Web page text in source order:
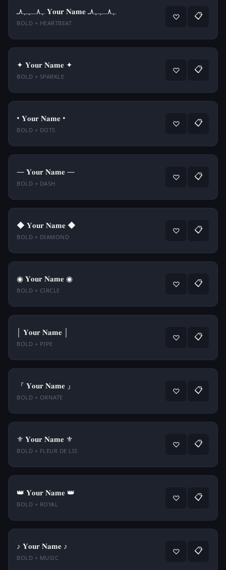
ﮩ٨ـﮩﮩ٨ـ 𝐘𝐨𝐮𝐫 𝐍𝐚𝐦𝐞 ﮩ٨ـﮩﮩ٨ـ
BOLD + HEARTBEAT
♡ 📋
✦ 𝐘𝐨𝐮𝐫 𝐍𝐚𝐦𝐞 ✦
BOLD + SPARKLE
♡ 📋
• 𝐘𝐨𝐮𝐫 𝐍𝐚𝐦𝐞 •
BOLD + DOTS
♡ 📋
— 𝐘𝐨𝐮𝐫 𝐍𝐚𝐦𝐞 —
BOLD + DASH
♡ 📋
◆ 𝐘𝐨𝐮𝐫 𝐍𝐚𝐦𝐞 ◆
BOLD + DIAMOND
♡ 📋
◉ 𝐘𝐨𝐮𝐫 𝐍𝐚𝐦𝐞 ◉
BOLD + CIRCLE
♡ 📋
│ 𝐘𝐨𝐮𝐫 𝐍𝐚𝐦𝐞 │
BOLD + PIPE
♡ 📋
『 𝐘𝐨𝐮𝐫 𝐍𝐚𝐦𝐞 』
BOLD + ORNATE
♡ 📋
⚜ 𝐘𝐨𝐮𝐫 𝐍𝐚𝐦𝐞 ⚜
BOLD + FLEUR DE LIS
♡ 📋
👑 𝐘𝐨𝐮𝐫 𝐍𝐚𝐦𝐞 👑
BOLD + ROYAL
♡ 📋
♪ 𝐘𝐨𝐮𝐫 𝐍𝐚𝐦𝐞 ♪
BOLD + MUSIC
♡ 📋